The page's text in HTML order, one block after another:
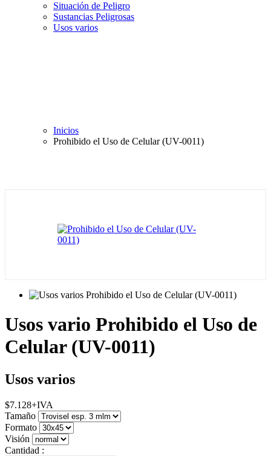
Situación de Peligro
Sustancias Peligrosas
Usos varios
Inicios
Prohibido el Uso de Celular (UV-0011)
Usos vario Prohibido el Uso de
Celular (UV-0011)
Usos varios
$7.128+IVA
Tamaño
Formato
Visión
Cantidad :